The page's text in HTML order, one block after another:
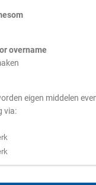
overname
eigen middelen
via: